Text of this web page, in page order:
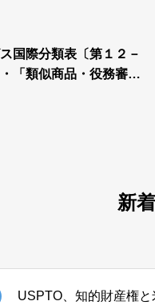
国際分類表〔第１２－
「類似商品・役務審査
新
USPTO、知的財産権